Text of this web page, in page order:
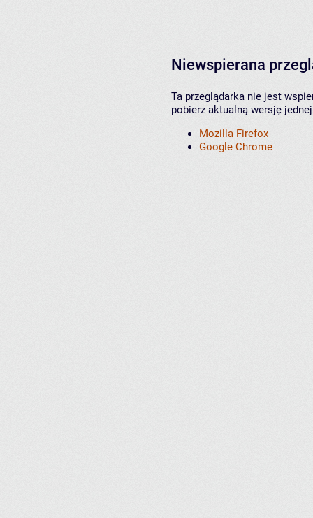
Niewspierana
Ta przeglądarka nie jest
pobierz aktualną wersję
Mozilla Firefox
Google Chrome